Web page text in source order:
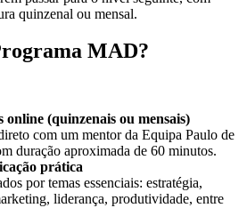
quinzenal ou mensal.
MAD?
online (quinzenais ou mensais)
com um mentor da Equipa Paulo de
duração aproximada de 60 minutos.
prática
por temas essenciais: estratégia,
liderança, produtividade, entre